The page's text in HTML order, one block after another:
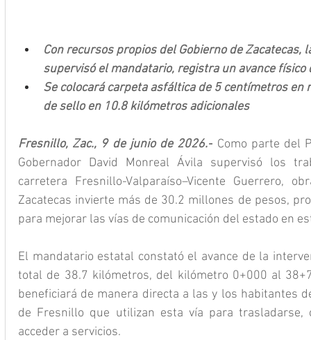
Con recursos propios del Gobierno de Zacatecas,
supervisó el mandatario, registra un avance físico
Se colocará carpeta asfáltica de 5 centímetros
de sello en 10.8 kilómetros adicionales
Fresnillo, Zac., 9 de junio de 2026.- Como parte del
Gobernador David Monreal Ávila supervisó los
carretera Fresnillo-Valparaíso–Vicente Guerrero,
Zacatecas invierte más de 30.2 millones de pesos,
para mejorar las vías de comunicación del estado en
El mandatario estatal constató el avance de la
total de 38.7 kilómetros, del kilómetro 0+000 al
beneficiará de manera directa a las y los habitantes
de Fresnillo que utilizan esta vía para trasladarse,
acceder a servicios.